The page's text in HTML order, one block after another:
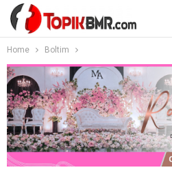
Home Boltim